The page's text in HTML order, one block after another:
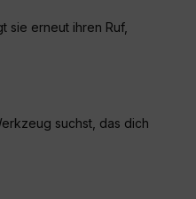
sie erneut ihren Ruf,
suchst, das dich